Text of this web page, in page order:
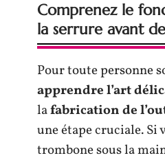
Comprenez le
la serrure avant
Pour toute personne
apprendre l’art
lafabrication de
une étape cruciale. Si
trombone sous la